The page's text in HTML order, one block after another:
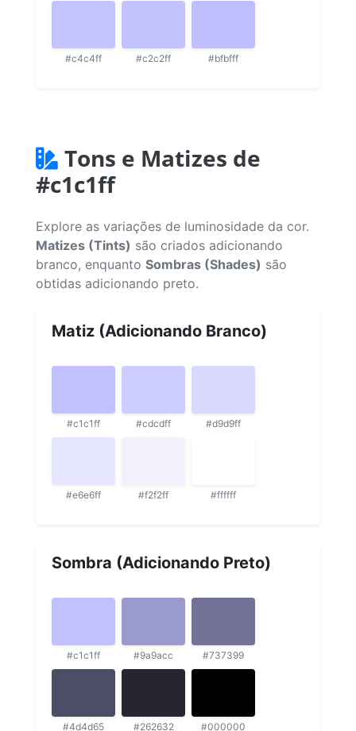
#c4c4ff #c2c2ff #bfbfff
Tons e Matizes de
#c1c1ff
Explore as variações de luminosidade da cor.
Matizes (Tints) são criados adicionando
branco, enquanto Sombras (Shades) são
obtidas adicionando preto.
Matiz (Adicionando Branco)
#c1c1ff #cdcdff #d9d9ff
#e6e6ff #f2f2ff #ffffff
Sombra (Adicionando Preto)
#c1c1ff #9a9acc #737399
#4d4d65 #262632 #000000